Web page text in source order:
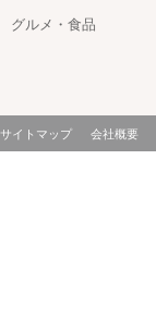
グルメ・食品
サイトマップ 会社概要